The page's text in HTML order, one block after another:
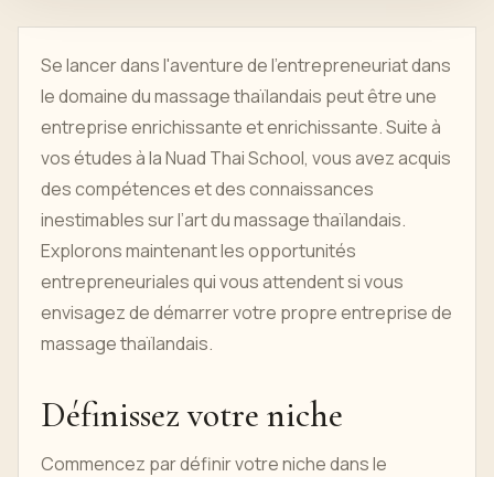
Se lancer dans l'aventure de l'entrepreneuriat dans
le domaine du massage thaïlandais peut être une
entreprise enrichissante et enrichissante. Suite à
vos études à la Nuad Thai School, vous avez acquis
des compétences et des connaissances
inestimables sur l’art du massage thaïlandais.
Explorons maintenant les opportunités
entrepreneuriales qui vous attendent si vous
envisagez de démarrer votre propre entreprise de
massage thaïlandais.
Définissez votre niche
Commencez par définir votre niche dans le